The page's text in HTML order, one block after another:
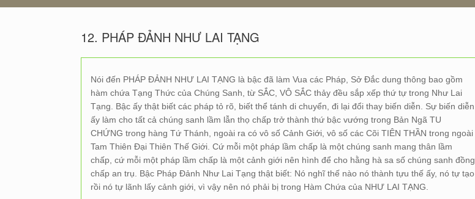
12. PHÁP ĐẢNH NHƯ LAI TẠNG
Nói đến PHÁP ĐẢNH NHƯ LAI TẠNG là bậc đã làm Vua các Pháp, Sở Đắc dung thông bao gồm
hàm chứa Tạng Thức của Chúng Sanh, từ SẮC, VÔ SẮC thảy đều sắp xếp thứ tự trong Như Lai
Tạng. Bậc ấy thật biết các pháp tỏ rõ, biết thể tánh di chuyển, đi lại đổi thay biến diễn. Sự biến diễn
ấy làm cho tất cả chúng sanh lầm lẫn thọ chấp trở thành thứ bậc vướng trong Bản Ngã TU
CHỨNG trong hàng Tứ Thánh, ngoài ra có vô số Cảnh Giới, vô số các Cõi TIÊN THẦN trong ngoài
Tam Thiên Đại Thiên Thế Giới. Cứ mỗi một pháp lầm chấp là một chúng sanh mang thân lầm
chấp, cứ mỗi một pháp lầm chấp là một cảnh giới nên hình để cho hằng hà sa số chúng sanh đồng
chấp an trụ. Bậc Pháp Đảnh Như Lai Tạng thật biết: Nó nghĩ thế nào nó thành tựu thế ấy, nó tự tạo
rồi nó tự lãnh lấy cảnh giới, vì vậy nên nó phải bị trong Hàm Chứa của NHƯ LAI TẠNG.